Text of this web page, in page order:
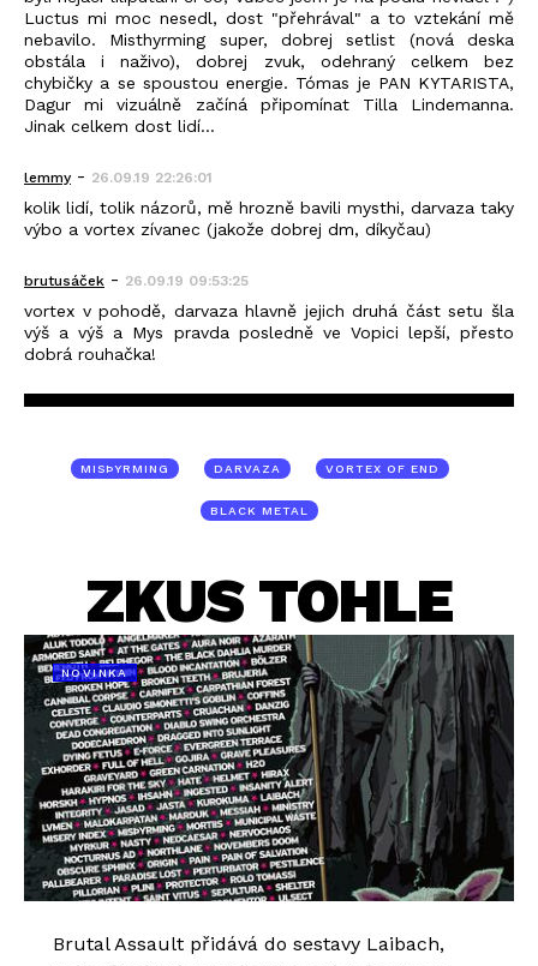
Luctus mi moc nesedl, dost "přehrával" a to vztekání mě
nebavilo. Misthyrming super, dobrej setlist (nová deska
obstála i naživo), dobrej zvuk, odehraný celkem bez
chybičky a se spoustou energie. Tómas je PAN KYTARISTA,
Dagur mi vizuálně začíná připomínat Tilla Lindemanna.
Jinak celkem dost lidí...
lemmy - 26.09.19 22:26:01
kolik lidí, tolik názorů, mě hrozně bavili mysthi, darvaza taky
výbo a vortex zívanec (jakože dobrej dm, díkyčau)
brutusáček - 26.09.19 09:53:25
vortex v pohodě, darvaza hlavně jejich druhá část setu šla
výš a výš a Mys pravda posledně ve Vopici lepší, přesto
dobrá rouhačka!
MISÞYRMING DARVAZA VORTEX OF END
BLACK METAL
ZKUS TOHLE
NOVINKA
Brutal Assault přidává do sestavy Laibach,